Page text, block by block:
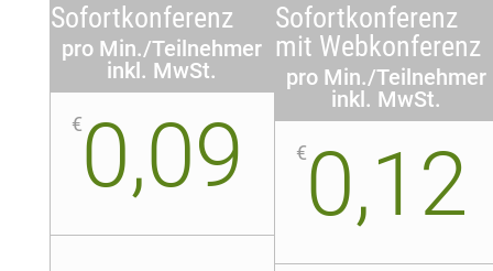
Sofortkonferenz
pro Min./Teilnehmer
inkl. MwSt.
€0,09
Sofortkonferenz
mit Webkonferenz
pro Min./Teilnehmer
inkl. MwSt.
€0,12